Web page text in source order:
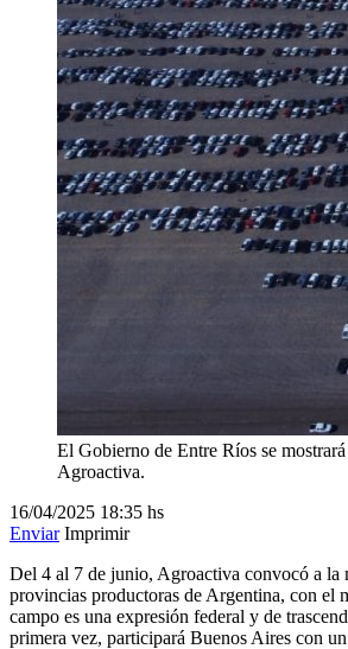
El Gobierno de Entre Ríos se
Agroactiva.
16/04/2025 18:35 hs
Enviar Imprimir
Del 4 al 7 de junio, Agroactiva convocó a la
provincias productoras de Argentina, con el
campo es una expresión federal y de
primera vez, participará Buenos Aires con